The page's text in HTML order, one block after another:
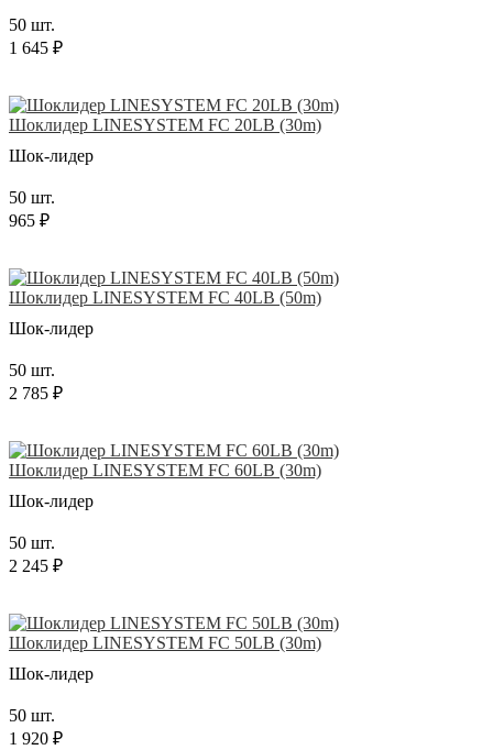
50 шт.
1 645 ₽
Шоклидер LINESYSTEM FC 20LB (30m)
Шок-лидер
50 шт.
965 ₽
Шоклидер LINESYSTEM FC 40LB (50m)
Шок-лидер
50 шт.
2 785 ₽
Шоклидер LINESYSTEM FC 60LB (30m)
Шок-лидер
50 шт.
2 245 ₽
Шоклидер LINESYSTEM FC 50LB (30m)
Шок-лидер
50 шт.
1 920 ₽